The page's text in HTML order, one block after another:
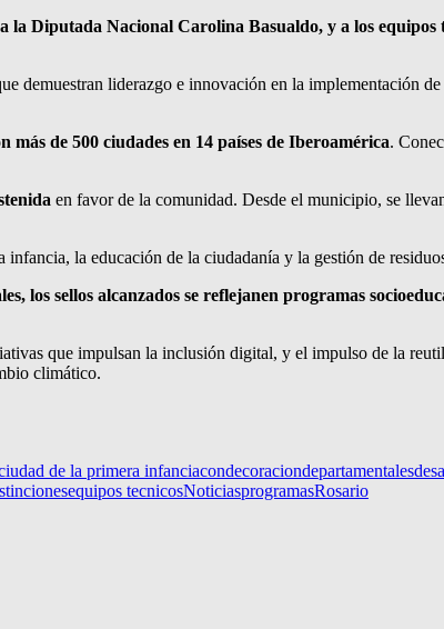
la Diputada Nacional Carolina Basualdo, y a los equipos
demuestran liderazgo e innovación en la implementación
de 500 ciudades en 14 países de Iberoamérica.
en favor de la comunidad. Desde el municipio, se
infancia, la educación de la ciudadanía y la gestión de
los sellos alcanzados se reflejanen programas
que impulsan la inclusión digital, y el impulso de la
climático.
de la primera infanciacondecoraciondepartamentales
equipos tecnicosNoticiasprogramasRosario